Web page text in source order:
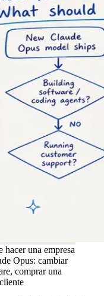
hacer una empresa
Opus: cambiar
comprar una